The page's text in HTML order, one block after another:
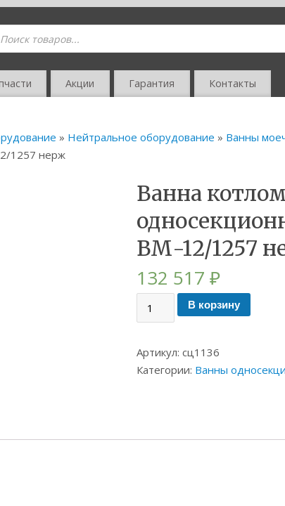
Акции Гарантия Контакты
» Нейтральное оборудование » Ванны
1257 нерж
Ванна
ВМ-12/1257
132 517 ₽
В корзину
Артикул: сц1136
Категории: Ванны